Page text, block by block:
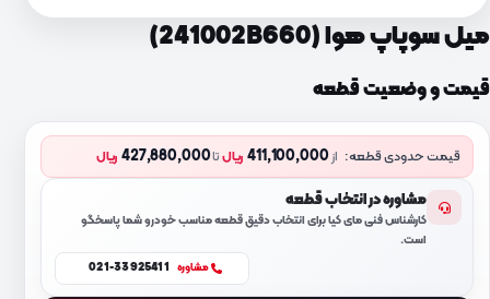
میل سوپاپ هوا (241002B660)
قیمت و وضعیت قطعه
قیمت حدودی قطعه: از411,100,000 ریالتا427,880,000 ریال
مشاوره در انتخاب قطعه
کارشناس فنی مای کیا برای انتخاب دقیق قطعه مناسب خودرو شما پاسخگو
است.
مشاوره 021-33925411